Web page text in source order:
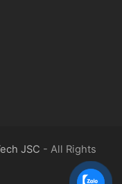
JSC - All Rights